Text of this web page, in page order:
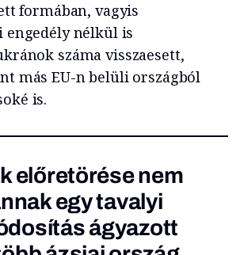
formában, vagyis
engedély nélkül is
száma visszaesett,
más EU-n belüli országból
is.
előretörése nem
egy tavalyi
ágyazott